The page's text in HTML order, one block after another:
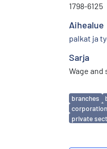
1798-6125
Aihealue
palkat ja
Sarja
Wage and
branches
private